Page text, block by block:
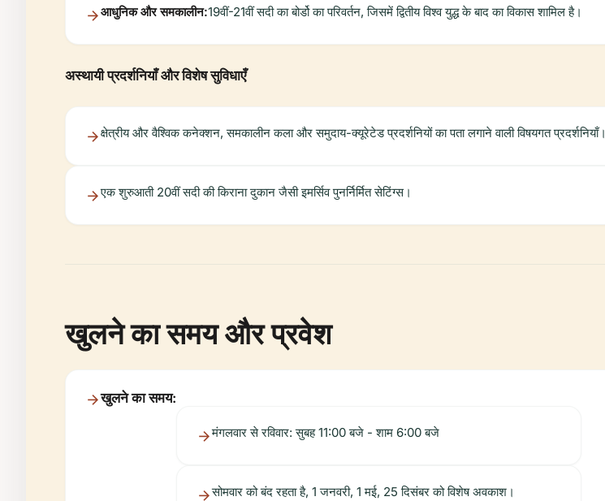
आधुनिक और समकालीन:19वीं-21वीं सदी का बोर्डो का परिवर्तन, जिसमें द्वितीय विश्व युद्ध के बाद का विकास शामिल है।
अस्थायी प्रदर्शनियाँ और विशेष सुविधाएँ
क्षेत्रीय और वैश्विक कनेक्शन, समकालीन कला और समुदाय-क्यूरेटेड प्रदर्शनियों का पता लगाने वाली विषयगत प्रदर्शनियाँ।
एक शुरुआती 20वीं सदी की किराना दुकान जैसी इमर्सिव पुनर्निर्मित सेटिंग्स।
खुलने का समय और प्रवेश
खुलने का समय:
मंगलवार से रविवार: सुबह 11:00 बजे - शाम 6:00 बजे
सोमवार को बंद रहता है, 1 जनवरी, 1 मई, 25 दिसंबर को विशेष अवकाश।